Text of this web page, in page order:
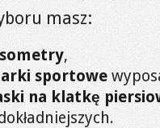
masz:
,
sportowe
na klatkę